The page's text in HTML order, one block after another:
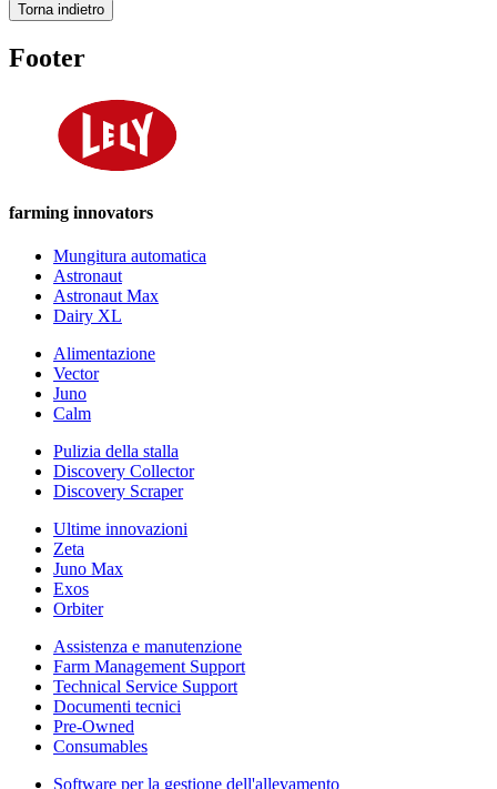
Torna indietro
Footer
farming innovators
Mungitura automatica
Astronaut
Astronaut Max
Dairy XL
Alimentazione
Vector
Juno
Calm
Pulizia della stalla
Discovery Collector
Discovery Scraper
Ultime innovazioni
Zeta
Juno Max
Exos
Orbiter
Assistenza e manutenzione
Farm Management Support
Technical Service Support
Documenti tecnici
Pre-Owned
Consumables
Software per la gestione dell'allevamento